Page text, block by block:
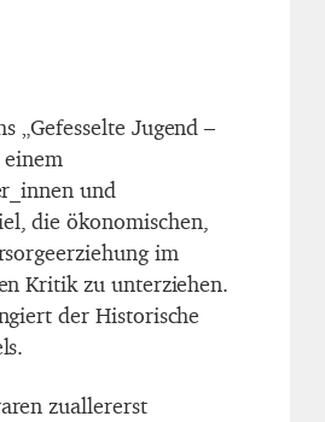
„Gefesselte Jugend –
und
die ökonomischen,
im
Kritik zu unterziehen.
der Historische
zuallererst